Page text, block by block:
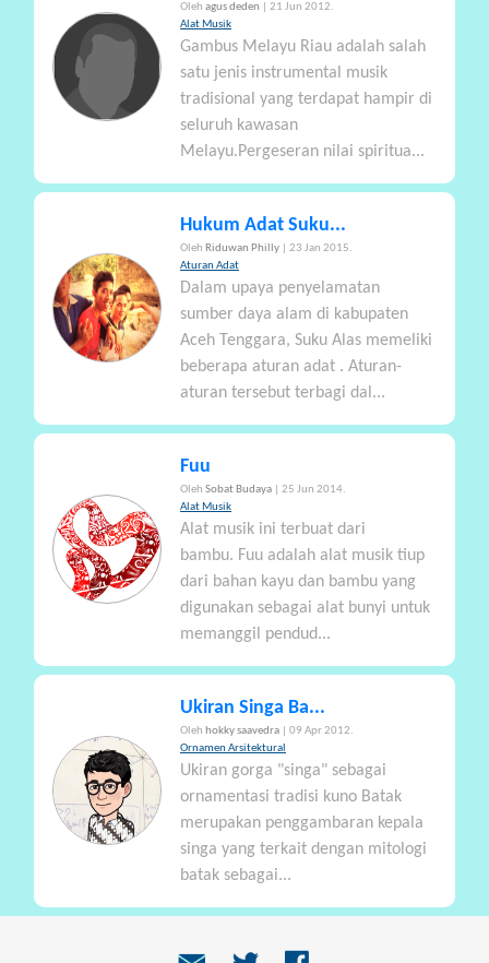
Oleh agus deden
| 21 Jun 2012.
Alat Musik
Gambus Melayu Riau adalah salah
satu jenis instrumental musik
tradisional yang terdapat hampir di
seluruh kawasan
Melayu.Pergeseran nilai spiritua...
Hukum Adat Suku...
Oleh Riduwan Philly
| 23 Jan 2015.
Aturan Adat
Dalam upaya penyelamatan
sumber daya alam di kabupaten
Aceh Tenggara, Suku Alas memeliki
beberapa aturan adat . Aturan-
aturan tersebut terbagi dal...
Fuu
Oleh Sobat Budaya
| 25 Jun 2014.
Alat Musik
Alat musik ini terbuat dari
bambu. Fuu adalah alat musik tiup
dari bahan kayu dan bambu yang
digunakan sebagai alat bunyi untuk
memanggil pendud...
Ukiran Singa Ba...
Oleh hokky saavedra
| 09 Apr 2012.
Ornamen Arsitektural
Ukiran gorga "singa" sebagai
ornamentasi tradisi kuno Batak
merupakan penggambaran kepala
singa yang terkait dengan mitologi
batak sebagai...